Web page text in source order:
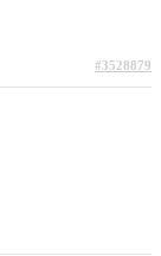
#3528879